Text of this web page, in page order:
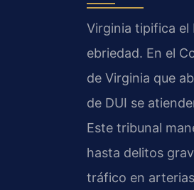
Virginia tipifica el
ebriedad. En el
de Virginia que
de DUI se
Este tribunal
hasta delitos
tráfico en